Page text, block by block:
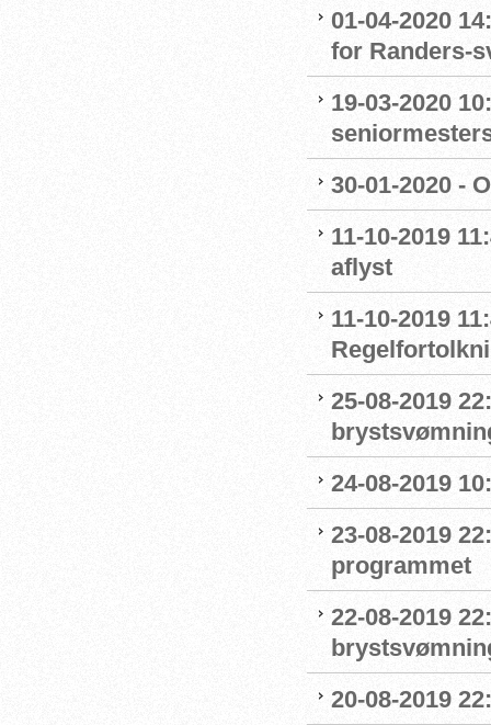
01-04-2020
for Randers-
19-03-2020
30-01-2020 -
11-10-2019
aflyst
11-10-2019
25-08-2019
24-08-2019
23-08-2019
programmet
22-08-2019
20-08-2019